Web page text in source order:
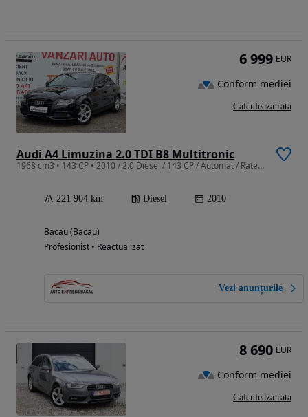
Audi A4 Limuzina 2.0 TDI B8 Multitronic
1968 cm3 • 143 CP • 2010 / 2.0 Diesel / 143 CP / Automat / Rate doar cu buletinul
221 904 km Diesel 2010
Bacau (Bacau)
Profesionist • Reactualizat
Vezi anunțurile
6 999 EUR
Conform mediei
Calculeaza rata
8 690 EUR
Conform mediei
Calculeaza rata